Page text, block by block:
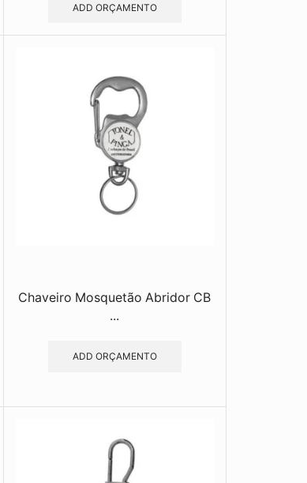
ADD ORÇAMENTO
Chaveiro Mosquetão Abridor CB
...
ADD ORÇAMENTO